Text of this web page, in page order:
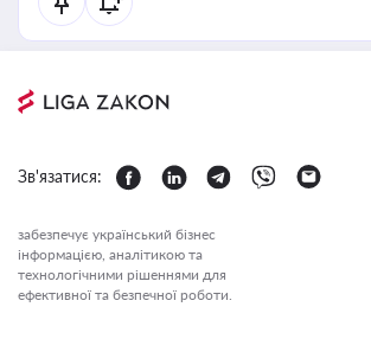
Зв'язатися:
забезпечує український бізнес
інформацією, аналітикою та
технологічними рішеннями для
ефективної та безпечної роботи.